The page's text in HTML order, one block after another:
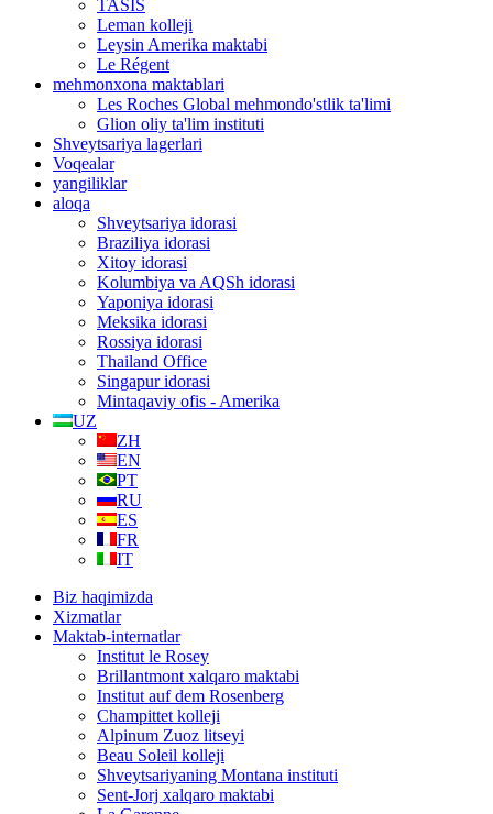
TASIS
Leman kolleji
Leysin Amerika maktabi
Le Régent
mehmonxona maktablari
Les Roches Global mehmondo'stlik ta'limi
Glion oliy ta'lim instituti
Shveytsariya lagerlari
Voqealar
yangiliklar
aloqa
Shveytsariya idorasi
Braziliya idorasi
Xitoy idorasi
Kolumbiya va AQSh idorasi
Yaponiya idorasi
Meksika idorasi
Rossiya idorasi
Thailand Office
Singapur idorasi
Mintaqaviy ofis - Amerika
UZ
ZH
EN
PT
RU
ES
FR
IT
Biz haqimizda
Xizmatlar
Maktab-internatlar
Institut le Rosey
Brillantmont xalqaro maktabi
Institut auf dem Rosenberg
Champittet kolleji
Alpinum Zuoz litseyi
Beau Soleil kolleji
Shveytsariyaning Montana instituti
Sent-Jorj xalqaro maktabi